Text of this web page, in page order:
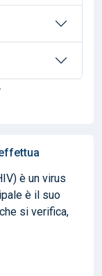
è un virus
è il suo
si verifica,